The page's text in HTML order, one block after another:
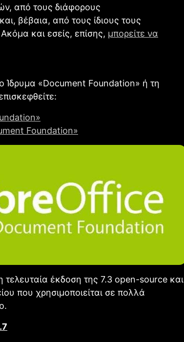
από τους διάφορους
βέβαια, από τους ίδιους τους
και εσείς, επίσης, μπορείτε να
Ίδρυμα «Document Foundation» ή τη
Foundation»
τελευταία έκδοση της 7.3 open-source και
που χρησιμοποιείται σε πολλά